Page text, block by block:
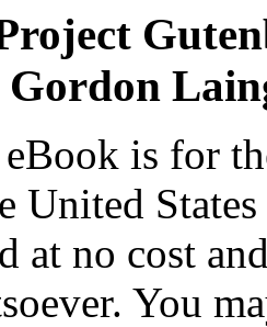
is for
United
at no cost
You